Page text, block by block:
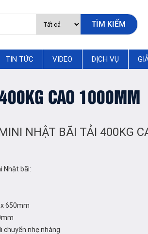
TIN TỨC VIDEO DỊCH VỤ
CAO 1000MM
NHẬT BÃI TẢI 400KG
Nhật bãi:
650mm
chuyển nhẹ nhàng